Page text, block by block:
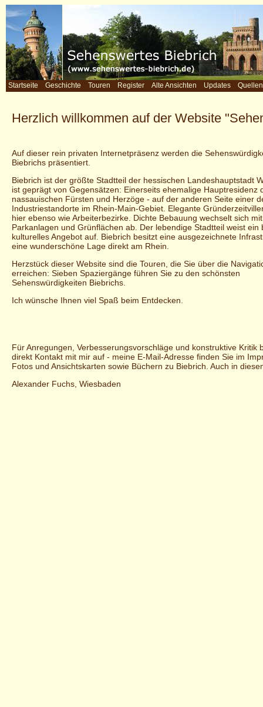
Startseite Geschichte Touren Register Alte Ansichten Updates Quellen
Herzlich willkommen auf der Website
Auf dieser rein privaten Internetpräsenz werden die
Biebrichs präsentiert.
Biebrich ist der größte Stadtteil der hessischen Landeshauptstadt
ist geprägt von Gegensätzen: Einerseits ehemalige Hauptresidenz
nassauischen Fürsten und Herzöge - auf der anderen Seite einer
Industriestandorte im Rhein-Main-Gebiet. Elegante
hier ebenso wie Arbeiterbezirke. Dichte Bebauung wechselt sich
Parkanlagen und Grünflächen ab. Der lebendige Stadtteil weist ein
kulturelles Angebot auf. Biebrich besitzt eine ausgezeichnete
eine wunderschöne Lage direkt am Rhein.
Herzstück dieser Website sind die Touren, die Sie über die
erreichen: Sieben Spaziergänge führen Sie zu den schönsten
Sehenswürdigkeiten Biebrichs.
Ich wünsche Ihnen viel Spaß beim Entdecken.
Für Anregungen, Verbesserungsvorschläge und konstruktive
direkt Kontakt mit mir auf - meine E-Mail-Adresse finden Sie im
Fotos und Ansichtskarten sowie Büchern zu Biebrich. Auch in
Alexander Fuchs, Wiesbaden